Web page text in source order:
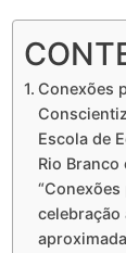
Conexões
Escola de
Rio
celebração